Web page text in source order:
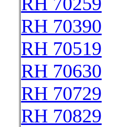
RH 70390
RH 70519
RH 70630
RH 70729
RH 70829